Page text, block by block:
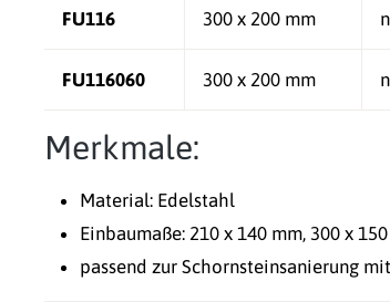
FU116 300 x 200 mm
FU116060 300 x 200 mm
Merkmale:
Material: Edelstahl
Einbaumaße: 210 x 140 mm, 300 x
passend zur Schornsteinsanierung mit